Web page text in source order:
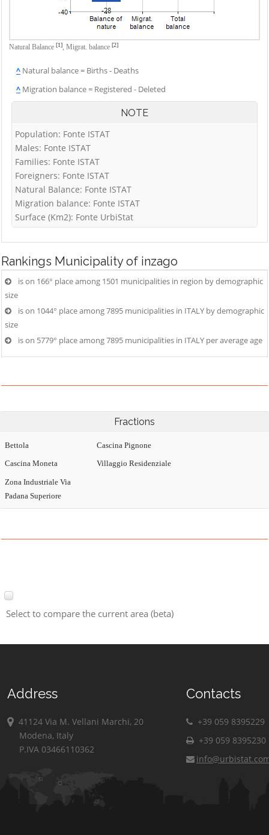
Natural Balance [1], Migrat. balance [2]
^ Natural balance = Births - Deaths
^ Migration balance = Registered - Deleted
NOTE
Population: Fonte ISTAT
Males: Fonte ISTAT
Families: Fonte ISTAT
Foreigners: Fonte ISTAT
Natural Balance: Fonte ISTAT
Migration balance: Fonte ISTAT
Surface (Km2): Fonte UrbiStat
Rankings Municipality of inzago
is on 166° place among 1501 municipalities in region by demographic
size
is on 1044° place among 7895 municipalities in ITALY by demographic
size
is on 5779° place among 7895 municipalities in ITALY per average age
Fractions
Bettola
Cascina Moneta
Cascina Pignone
Villaggio Residenziale
Zona Industriale Via
Padana Superiore
Select to compare the current area (beta)
Address
41124 Via M. Vellani Marchi, 20
Modena, Italy
P.IVA 03466110362
Contacts
+39 059 8395229
+39 059 8395230